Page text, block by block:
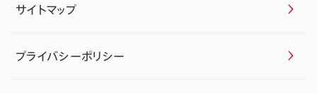
サイトマップ
プライバシーポリシー